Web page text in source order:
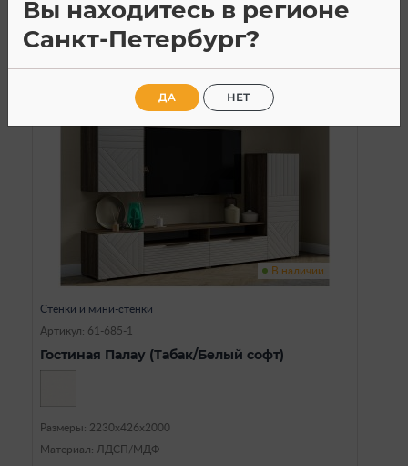
В наличии
Стенки и мини-стенки
Артикул: 61-685-1
Гостиная Палау (Табак/Белый софт)
Размеры: 2230х426х2000
Материал: ЛДСП/МДФ
Вы находитесь в регионе
Санкт-Петербург?
ДА НЕТ